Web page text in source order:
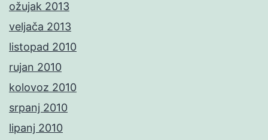
ožujak 2013
veljača 2013
listopad 2010
rujan 2010
kolovoz 2010
srpanj 2010
lipanj 2010